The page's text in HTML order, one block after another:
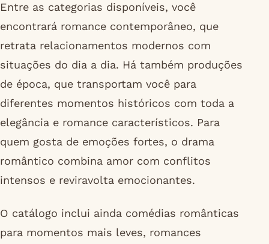
Entre as categorias disponíveis, você
encontrará romance contemporâneo, que
retrata relacionamentos modernos com
situações do dia a dia. Há também produções
de época, que transportam você para
diferentes momentos históricos com toda a
elegância e romance característicos. Para
quem gosta de emoções fortes, o drama
romântico combina amor com conflitos
intensos e reviravolta emocionantes.
O catálogo inclui ainda comédias românticas
para momentos mais leves, romances